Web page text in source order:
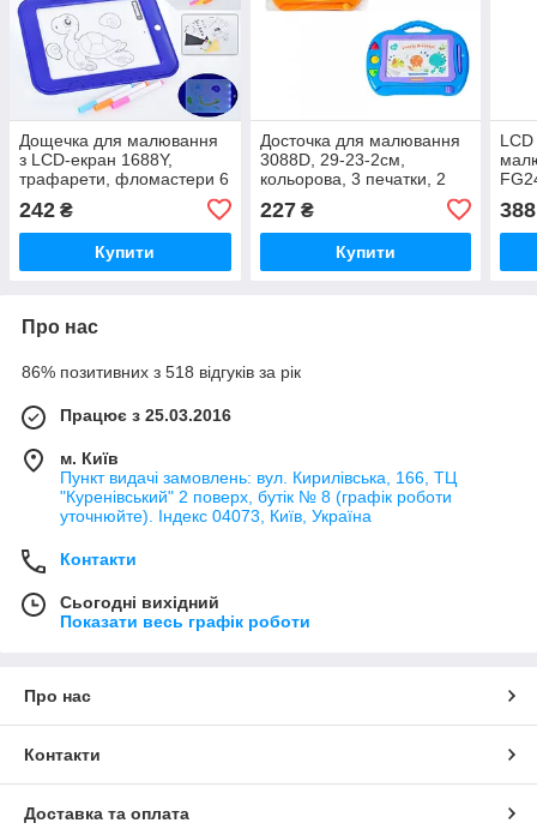
Дощечка для малювання
з LCD-екран 1688Y,
трафарети, фломастери 6
шт., світло, на батарейці
242 ₴
Купити
Досточка для малювання
3088D, 29-23-2см,
кольорова, 3 печатки, 2
227₴
Купити
388
Про нас
86% позитивних з 518 відгуків за рік
Працює з 25.03.2016
м. Київ
Пункт видачі замовлень: вул. Кирилівська, 166, ТЦ
"Куренівський" 2 поверх, бутік № 8 (графік роботи
уточнюйте). Індекс 04073, Київ, Україна
Контакти
Сьогодні вихідний
Показати весь графік роботи
Про нас
Контакти
Доставка та оплата